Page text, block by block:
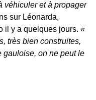
véhiculer et à propager
sur Léonarda,
il y a quelques jours. «
très bien construites,
gauloise, on ne peut le